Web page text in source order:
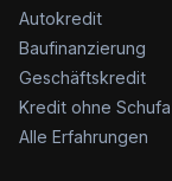
Autokredit
Baufinanzierung
Geschäftskredit
Kredit ohne Schufa
Alle Erfahrungen